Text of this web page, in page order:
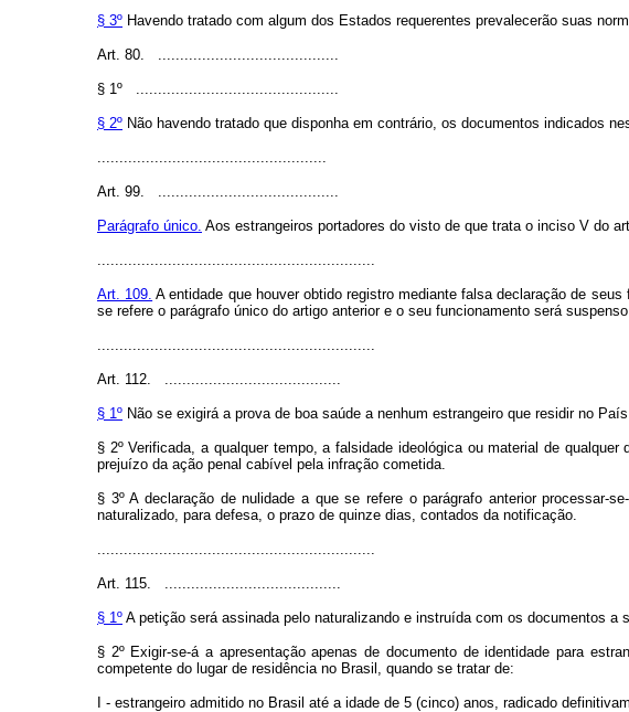
§ 3º Havendo tratado com algum dos Estados requerentes prevalecerão suas
Art. 80. .........................................
§ 1º ..............................................
§ 2º Não havendo tratado que disponha em contrário, os documentos indicados
....................................................
Art. 99. .........................................
Parágrafo único. Aos estrangeiros portadores do visto de que trata o inciso V do
...............................................................
Art. 109. A entidade que houver obtido registro mediante falsa declaração de
se refere o parágrafo único do artigo anterior e o seu funcionamento será
...............................................................
Art. 112. ........................................
§ 1º Não se exigirá a prova de boa saúde a nenhum estrangeiro que residir no
§ 2º Verificada, a qualquer tempo, a falsidade ideológica ou material de
prejuízo da ação penal cabível pela infração cometida.
§ 3º A declaração de nulidade a que se refere o parágrafo anterior processar-
naturalizado, para defesa, o prazo de quinze dias, contados da notificação.
...............................................................
Art. 115. ........................................
§ 1º A petição será assinada pelo naturalizando e instruída com os documentos a
§ 2º Exigir-se-á a apresentação apenas de documento de identidade para
competente do lugar de residência no Brasil, quando se tratar de:
I - estrangeiro admitido no Brasil até a idade de 5 (cinco) anos, radicado